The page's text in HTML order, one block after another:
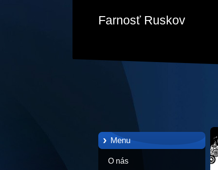
Farnosť Ruskov
Menu
O nás